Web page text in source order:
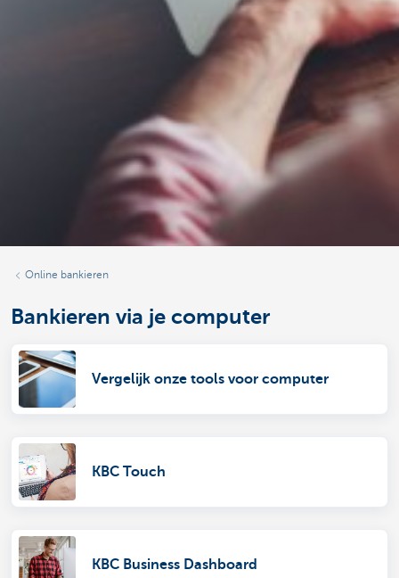
Online bankieren
Bankieren via je computer
Vergelijk onze tools voor computer
KBC Touch
KBC Business Dashboard